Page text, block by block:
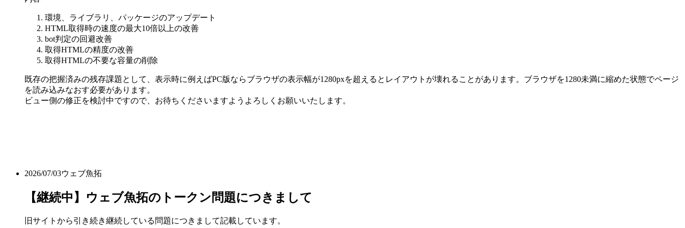
環境、ライブラリ、パッケージのアップデート
HTML取得時の速度の最大10倍以上の改善
bot判定の回避改善
取得HTMLの精度の改善
取得HTMLの不要な容量の削除
既存の把握済みの残存課題として、表示時に例えばPC版ならブラウザの表示幅が1280pxを超えるとレイアウトが壊れることがあります。ブラウザを1280未満に縮めた状態でページ
を読み込みなおす必要があります。
ビュー側の修正を検討中ですので、お待ちくださいますようよろしくお願いいたします。
2026/07/03ウェブ魚拓
【継続中】ウェブ魚拓のトークン問題につきまして
旧サイトから引き続き継続している問題につきまして記載しています。